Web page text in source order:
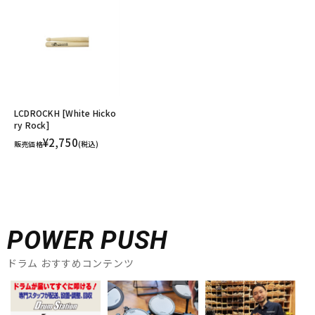
LCDROCKH [White Hicko
ry Rock]
販売価格¥2,750(税込)
POWER PUSH
ドラム おすすめコンテンツ